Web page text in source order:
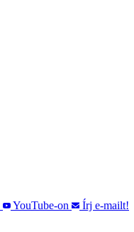
YouTube-on
Írj e-mailt!